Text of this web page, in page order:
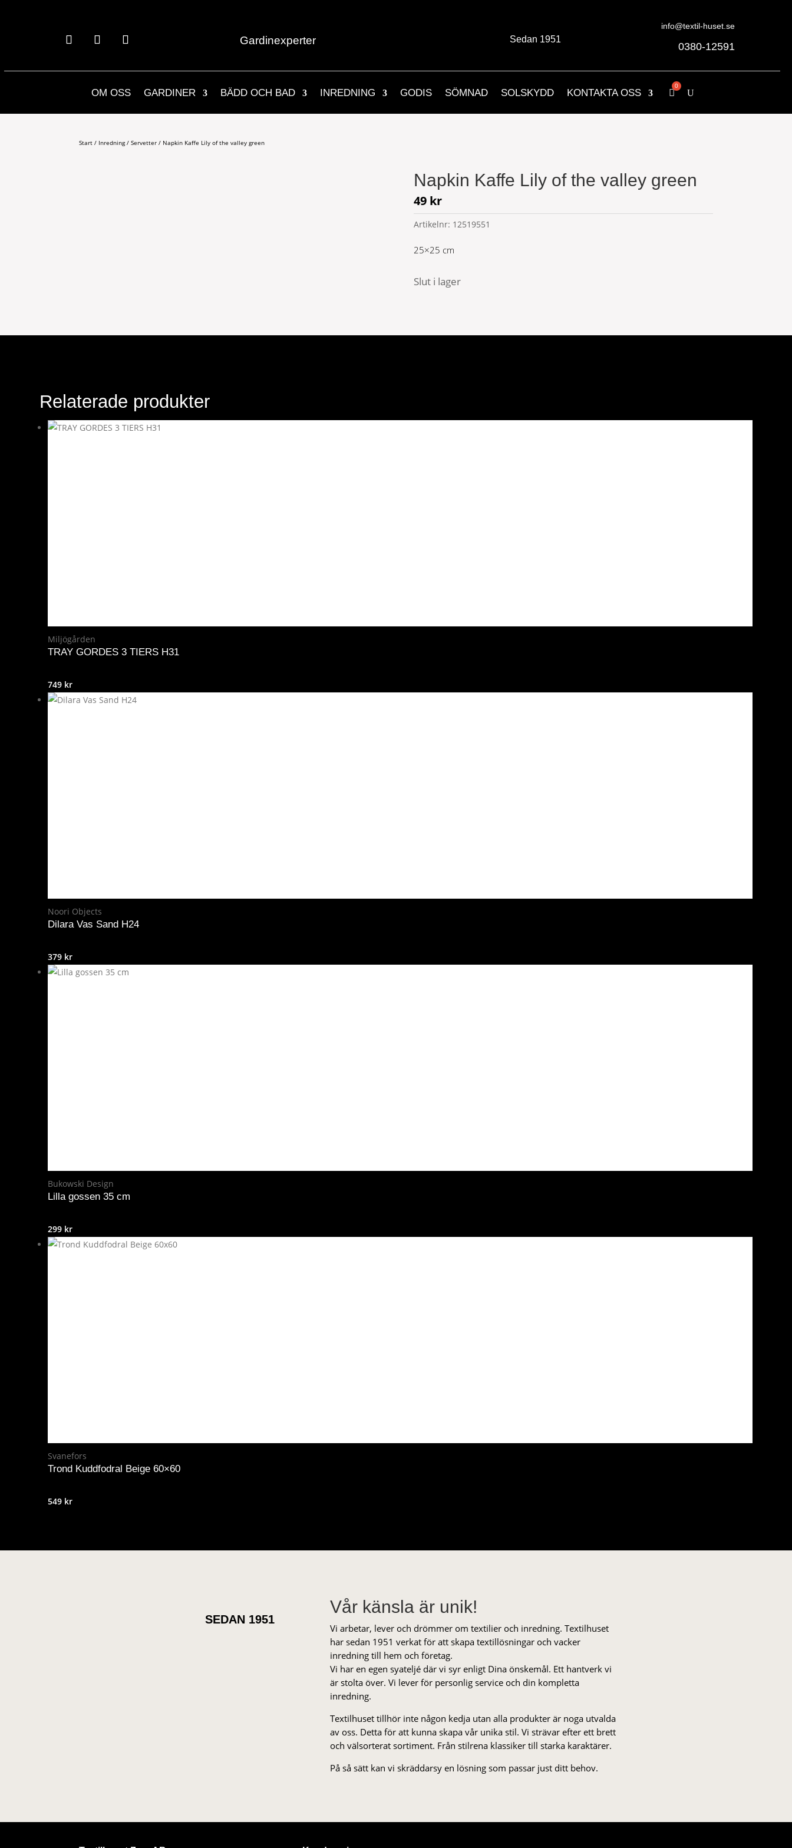
Gardinexperter Sedan 1951
info@textil-huset.se
0380-12591
OM OSS GARDINER BÄDD OCH BAD INREDNING GODIS SÖMNAD SOLSKYDD KONTAKTA OSS
Start / Inredning/Servetter / Napkin Kaffe Lily of the valley green
Napkin Kaffe Lily of the valley green
49 kr
Artikelnr: 12519551
25×25 cm
Slut i lager
Relaterade produkter
Miljögården
TRAY GORDES 3 TIERS H31
749 kr
Noori Objects
Dilara Vas Sand H24
379 kr
Bukowski Design
Lilla gossen 35 cm
299 kr
Svanefors
Trond Kuddfodral Beige 60×60
549 kr
SEDAN 1951
Vår känsla är unik!
Vi arbetar, lever och drömmer om textilier och inredning. Textilhuset
har sedan 1951 verkat för att skapa textillösningar och vacker
inredning till hem och företag.
Vi har en egen syateljé där vi syr enligt Dina önskemål. Ett hantverk vi
är stolta över. Vi lever för personlig service och din kompletta
inredning.
Textilhuset tillhör inte någon kedja utan alla produkter är noga utvalda
av oss. Detta för att kunna skapa vår unika stil. Vi strä­var efter ett brett
och välsorterat sor­ti­ment. Från stil­rena klas­siker till starka karaktärer.
På så sätt kan vi skräddarsy en lösning som passar just ditt behov.